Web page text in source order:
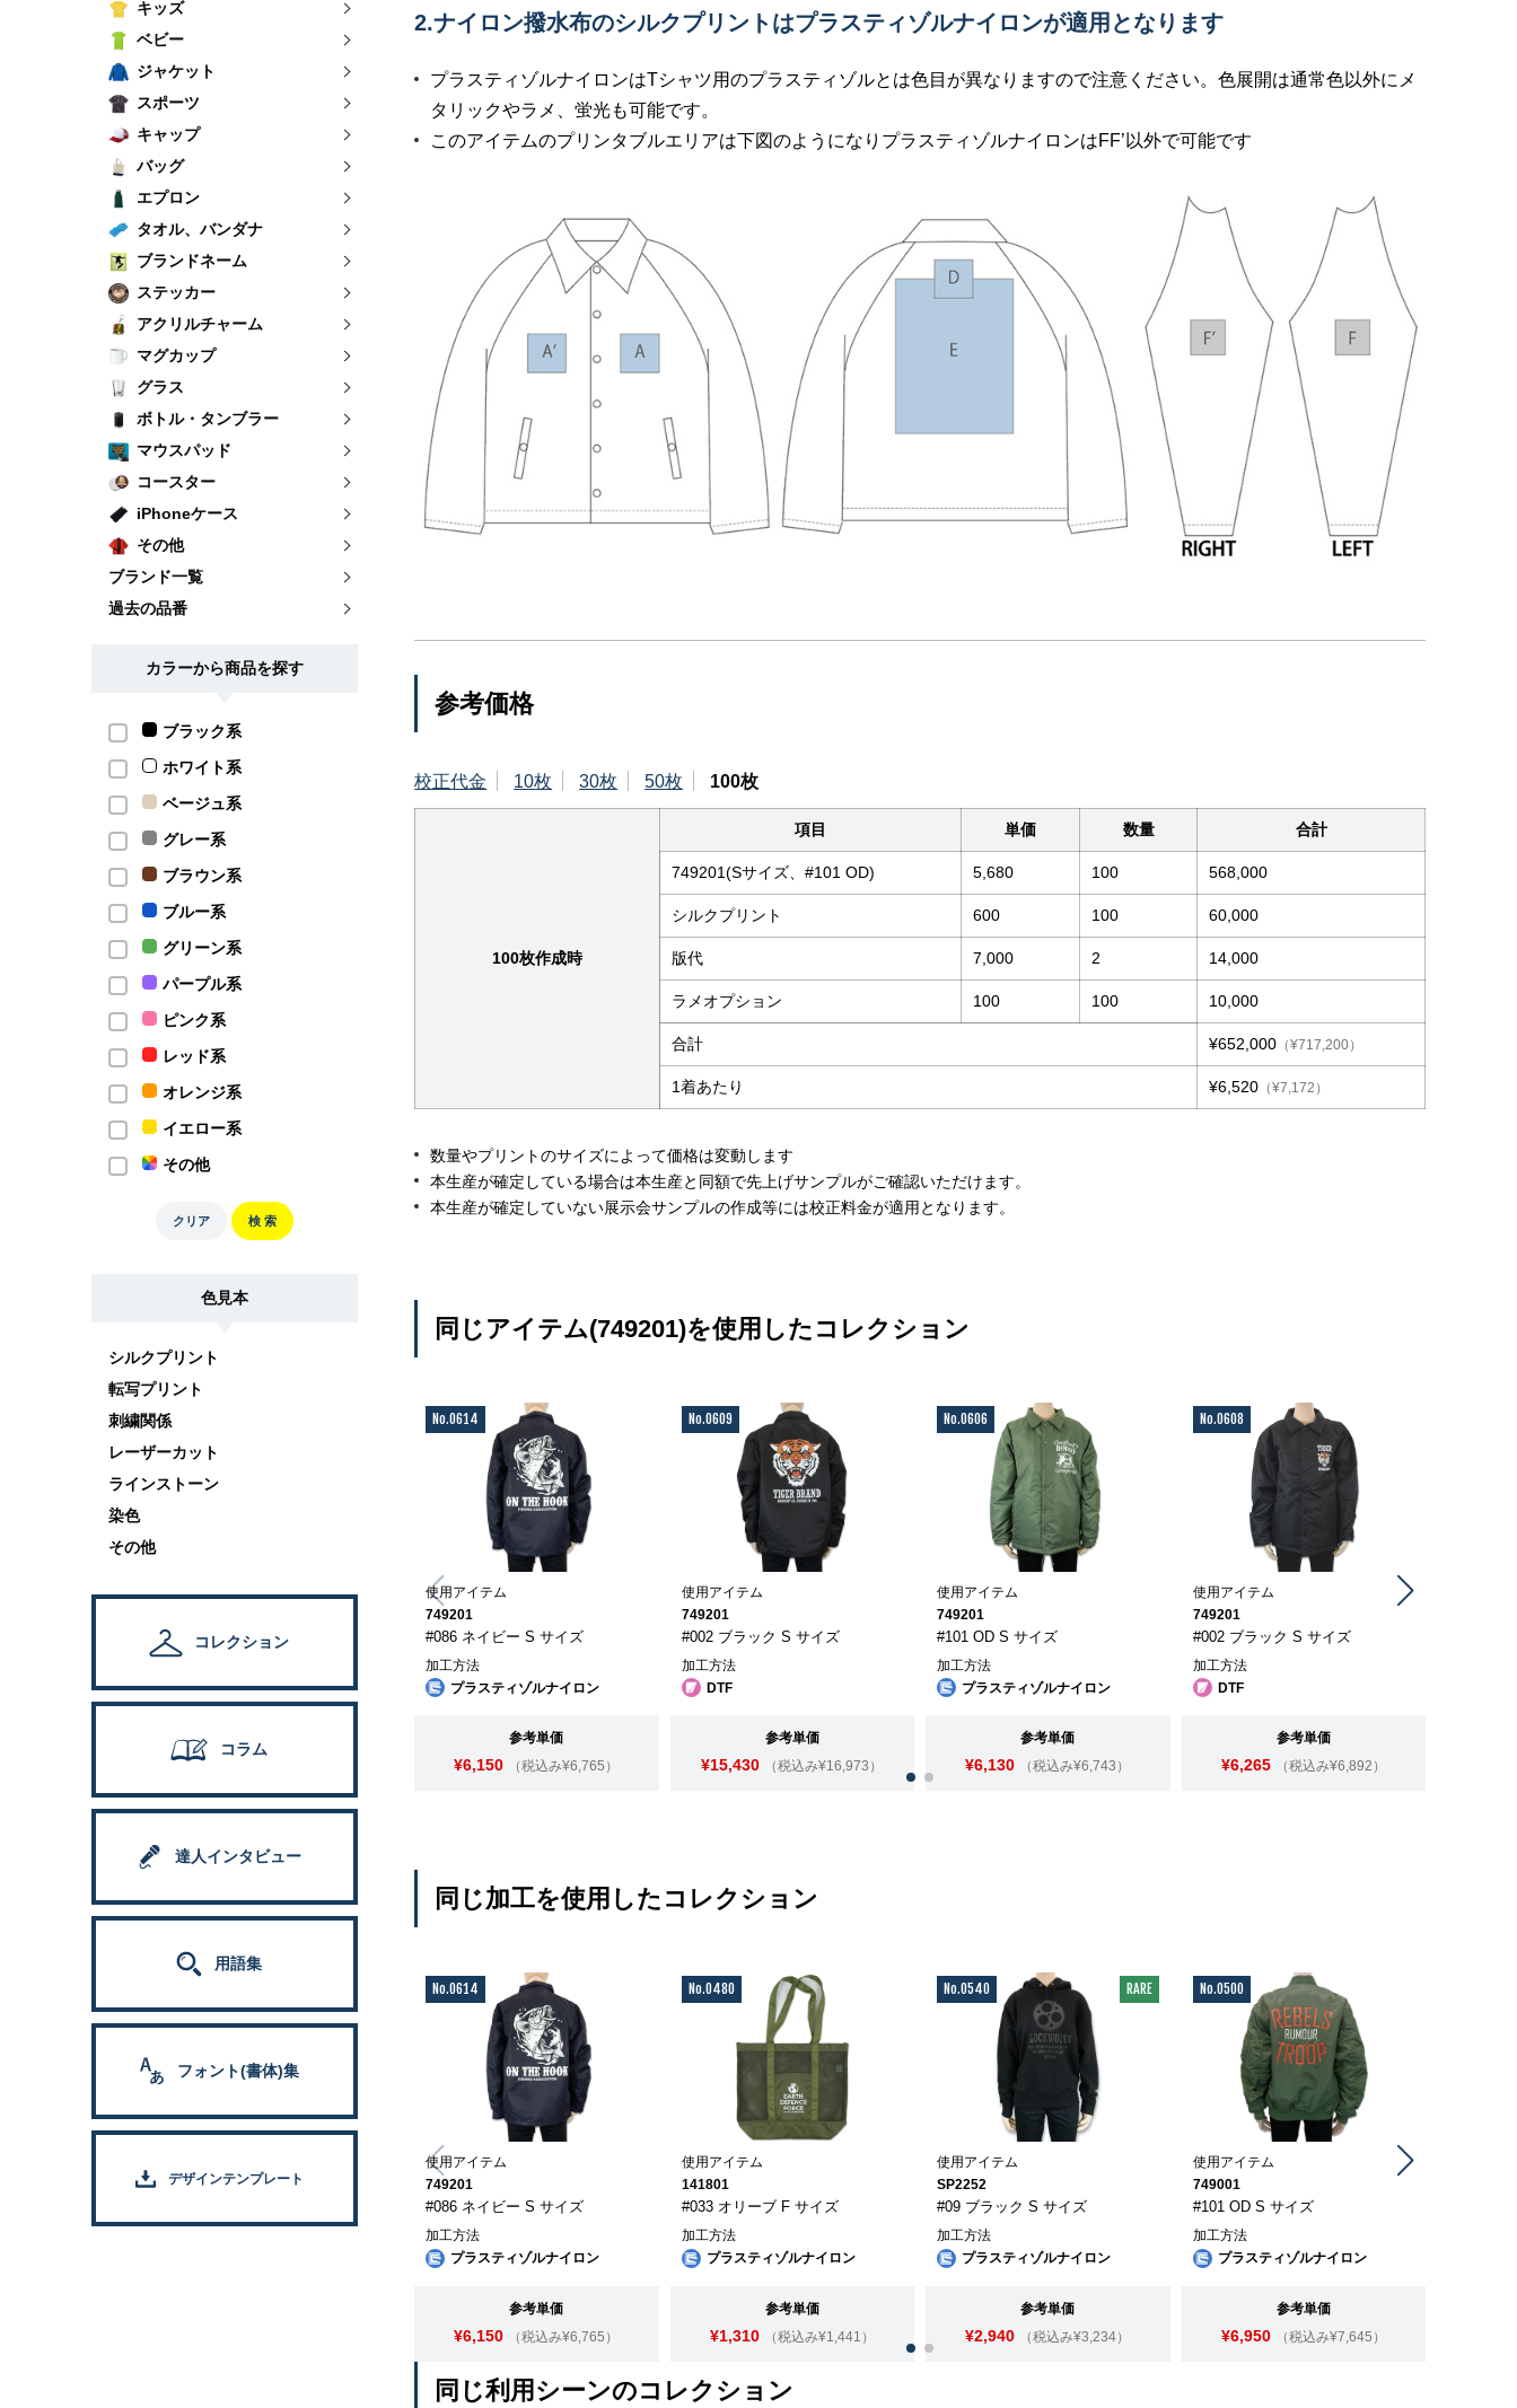
キッズ
ベビー
ジャケット
スポーツ
キャップ
バッグ
エプロン
タオル、バンダナ
ブランドネーム
ステッカー
アクリルチャーム
マグカップ
グラス
ボトル・タンブラー
マウスパッド
コースター
iPhoneケース
その他
ブランド一覧
過去の品番
カラーから商品を探す
ブラック系
ホワイト系
ベージュ系
グレー系
ブラウン系
ブルー系
グリーン系
パープル系
ピンク系
レッド系
オレンジ系
イエロー系
その他
クリア 検 索
色見本
シルクプリント
転写プリント
刺繍関係
レーザーカット
ラインストーン
染色
その他
コレクション
コラム
達人インタビュー
用語集
フォント(書体)集
デザインテンプレート
2.ナイロン撥水布のシルクプリントはプラスティゾルナイロンが適用となります
プラスティゾルナイロンはTシャツ用のプラスティゾルとは色目が異なりますので注意ください。色展開は通常色以外にメ
タリックやラメ、蛍光も可能です。
このアイテムのプリンタブルエリアは下図のようになりプラスティゾルナイロンはFF’以外で可能です
参考価格
校正代金 10枚 30枚 50枚 100枚
100枚作成時
項目 単価 数量 合計
749201(Sサイズ、#101 OD) 5,680 100 568,000
シルクプリント 600 100 60,000
版代 7,000 2 14,000
ラメオプション 100 100 10,000
合計 ¥652,000 （¥717,200）
1着あたり ¥6,520 （¥7,172）
数量やプリントのサイズによって価格は変動します
本生産が確定している場合は本生産と同額で先上げサンプルがご確認いただけます。
本生産が確定していない展示会サンプルの作成等には校正料金が適用となります。
同じアイテム(749201)を使用したコレクション
No.0614
使用アイテム
749201
#086 ネイビー S サイズ
加工方法
プラスティゾルナイロン
参考単価
¥6,150 （税込み¥6,765）
No.0609
使用アイテム
749201
#002 ブラック S サイズ
加工方法
DTF
参考単価
¥15,430 （税込み¥16,973）
No.0606
使用アイテム
749201
#101 OD S サイズ
加工方法
プラスティゾルナイロン
参考単価
¥6,130 （税込み¥6,743）
No.0608
使用アイテム
749201
#002 ブラック S サイズ
加工方法
DTF
参考単価
¥6,265 （税込み¥6,892）
同じ加工を使用したコレクション
No.0614
使用アイテム
749201
#086 ネイビー S サイズ
加工方法
プラスティゾルナイロン
参考単価
¥6,150 （税込み¥6,765）
No.0480
使用アイテム
141801
#033 オリーブ F サイズ
加工方法
プラスティゾルナイロン
参考単価
¥1,310 （税込み¥1,441）
No.0540 RARE
使用アイテム
SP2252
#09 ブラック S サイズ
加工方法
プラスティゾルナイロン
参考単価
¥2,940 （税込み¥3,234）
No.0500
使用アイテム
749001
#101 OD S サイズ
加工方法
プラスティゾルナイロン
参考単価
¥6,950 （税込み¥7,645）
同じ利用シーンのコレクション